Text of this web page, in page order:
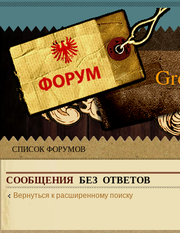
СПИСОК ФОРУМОВ
СООБЩЕНИЯ БЕЗ ОТВЕТОВ
Вернуться к расширенному поиску